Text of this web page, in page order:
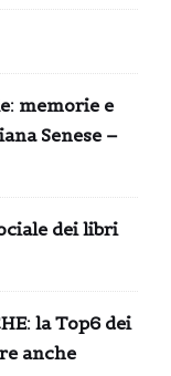
memorie e
Senese –
dei libri
la Top6 dei
anche